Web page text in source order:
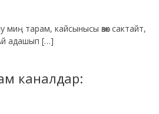
миң тарам, кайсынысы өзөк сактайт,
адашып […]
каналдар: